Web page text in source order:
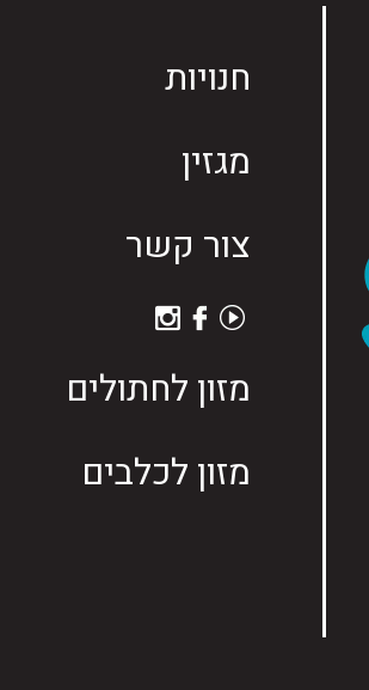
חנויות
מגזין
צור קשר
מזון לחתולים
מזון לכלבים